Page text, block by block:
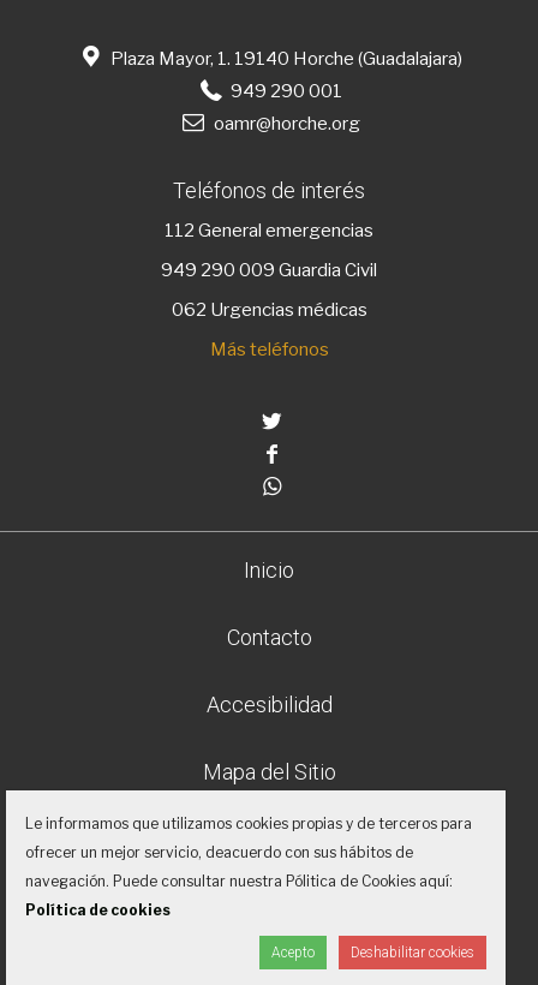
Plaza Mayor, 1. 19140 Horche (Guadalajara)
949 290 001
oamr@horche.org
Teléfonos de interés
112 General emergencias
949 290 009 Guardia Civil
062 Urgencias médicas
Más teléfonos
Inicio
Contacto
Accesibilidad
Mapa del Sitio
Aviso legal
Política de privacidad
Proyecto desarrollado por
Le informamos que utilizamos cookies propias y de terceros para
ofrecer un mejor servicio, deacuerdo con sus hábitos de
navegación. Puede consultar nuestra Pólitica de Cookies aquí:
Política de cookies
Acepto Deshabilitar cookies